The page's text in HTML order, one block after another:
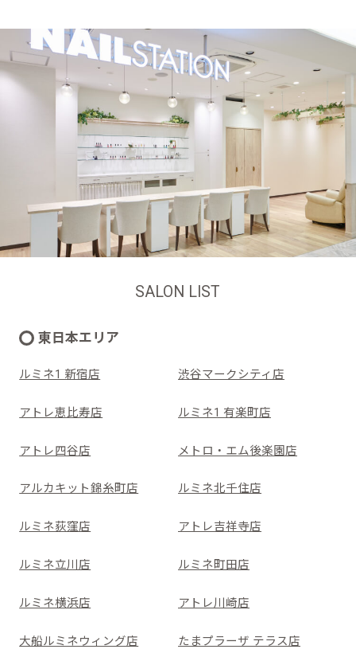
SALON LIST
東日本エリア
ルミネ1 新宿店 渋谷マークシティ店
アトレ恵比寿店 ルミネ1 有楽町店
アトレ四谷店 メトロ・エム後楽園店
アルカキット錦糸町店 ルミネ北千住店
ルミネ荻窪店 アトレ吉祥寺店
ルミネ立川店 ルミネ町田店
ルミネ横浜店 アトレ川崎店
大船ルミネウィング店 たまプラーザ テラス店